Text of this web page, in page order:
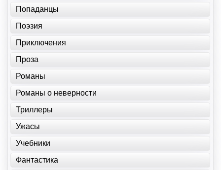
Попаданцы
Поэзия
Приключения
Проза
Романы
Романы о неверности
Триллеры
Ужасы
Учебники
Фантастика